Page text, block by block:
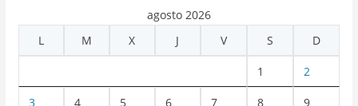
agosto 2026
L
M X J V S D
1 2
3 4 5 6 7 8 9